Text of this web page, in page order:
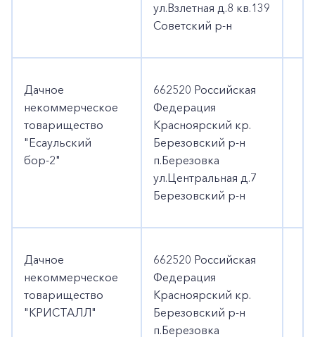
ул.Взлетная д.8 кв.139
Советский р-н
Дачное
некоммерческое
товарищество
"Есаульский
бор-2"
662520 Российская
Федерация
Красноярский кр.
Березовский р-н
п.Березовка
ул.Центральная д.7
Березовский р-н
Дачное
некоммерческое
товарищество
"КРИСТАЛЛ"
662520 Российская
Федерация
Красноярский кр.
Березовский р-н
п.Березовка